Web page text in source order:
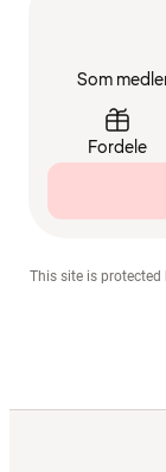
Som
Fordele
This site is protected